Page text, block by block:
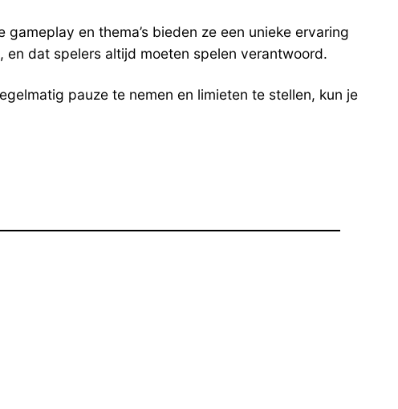
en thema’s bieden ze een unieke ervaring
en dat spelers altijd moeten spelen verantwoord.
pauze te nemen en limieten te stellen, kun je